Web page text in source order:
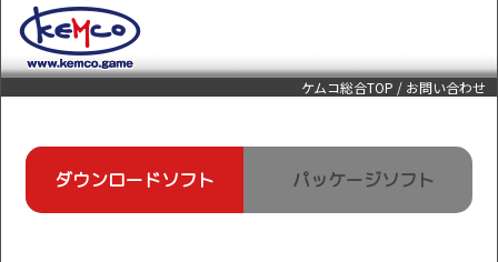
ケムコ総合TOP / お問い合わせ
ダウンロードソフト パッケージソフト